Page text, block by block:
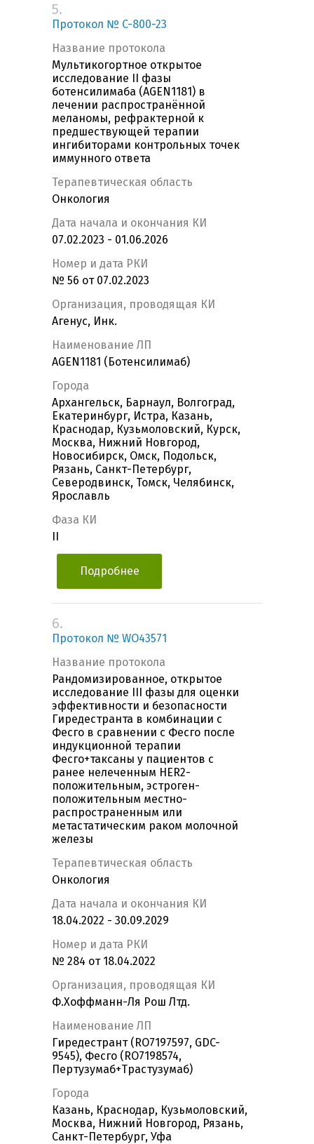
5.
Протокол № C-800-23
Название протокола
Мультикогортное открытое
исследование II фазы
ботенсилимаба (AGEN1181) в
лечении распространённой
меланомы, рефрактерной к
предшествующей терапии
ингибиторами контрольных точек
иммунного ответа
Терапевтическая область
Онкология
Дата начала и окончания КИ
07.02.2023 - 01.06.2026
Номер и дата РКИ
№ 56 от 07.02.2023
Организация, проводящая КИ
Агенус, Инк.
Наименование ЛП
AGEN1181 (Ботенсилимаб)
Города
Архангельск, Барнаул, Волгоград,
Екатеринбург, Истра, Казань,
Краснодар, Кузьмоловский, Курск,
Москва, Нижний Новгород,
Новосибирск, Омск, Подольск,
Рязань, Санкт-Петербург,
Северодвинск, Томск, Челябинск,
Ярославль
Фаза КИ
Подробнее
6.
Протокол № WO43571
Название протокола
Рандомизированное, открытое
исследование III фазы для оценки
эффективности и безопасности
Гиредестранта в комбинации с
Фесго в сравнении с Фесго после
индукционной терапии
Фесго+таксаны у пациентов с
ранее нелеченным HER2-
положительным, эстроген-
положительным местно-
распространенным или
метастатическим раком молочной
железы
Терапевтическая область
Онкология
Дата начала и окончания КИ
18.04.2022 - 30.09.2029
Номер и дата РКИ
№ 284 от 18.04.2022
Организация, проводящая КИ
Ф.Хоффманн-Ля Рош Лтд.
Наименование ЛП
Гиредестрант (RO7197597, GDC-
9545), Фесго (RO7198574,
Пертузумаб+Трастузумаб)
Города
Казань, Краснодар, Кузьмоловский,
Москва, Нижний Новгород, Рязань,
Санкт-Петербург, Уфа